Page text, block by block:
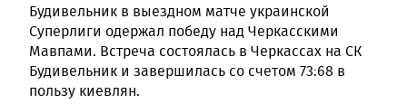
Будивельник в выездном матче украинской
Суперлиги одержал победу над Черкасскими
Мавпами. Встреча состоялась в Черкассах на СК
Будивельник и завершилась со счетом 73:68 в
пользу киевлян.